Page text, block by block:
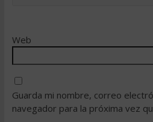
Web
Guarda mi nombre, correo
navegador para la próxima vez